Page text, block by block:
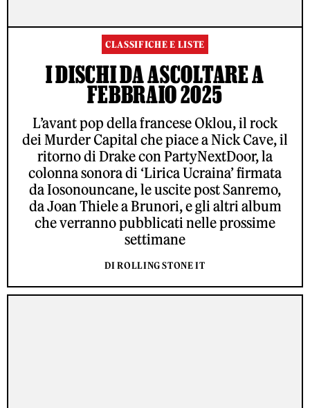
CLASSIFICHE E LISTE
I DISCHI DA ASCOLTARE A
FEBBRAIO 2025
L’avant pop della francese Oklou, il rock
dei Murder Capital che piace a Nick Cave, il
ritorno di Drake con PartyNextDoor, la
colonna sonora di ‘Lirica Ucraina’ firmata
da Iosonouncane, le uscite post Sanremo,
da Joan Thiele a Brunori, e gli altri album
che verranno pubblicati nelle prossime
settimane
DI ROLLING STONE IT